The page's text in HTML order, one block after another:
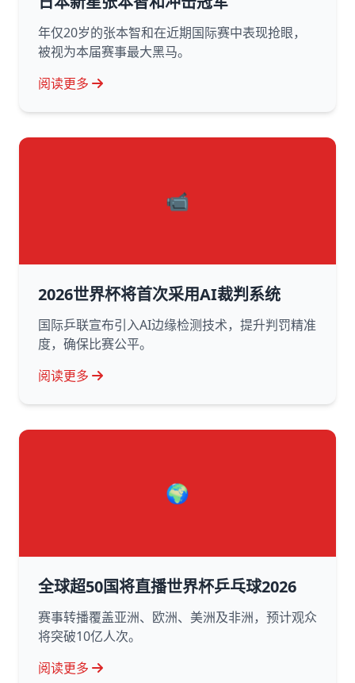
年仅20岁的张本智和在近期国际赛中表现抢眼，
被视为本届赛事最大黑马。
阅读更多
📹
2026世界杯将首次采用AI裁判系统
国际乒联宣布引入AI边缘检测技术，提升判罚精准
度，确保比赛公平。
阅读更多
🌍
全球超50国将直播世界杯乒乓球2026
赛事转播覆盖亚洲、欧洲、美洲及非洲，预计观众
将突破10亿人次。
阅读更多